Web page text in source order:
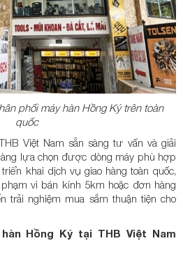
phối máy hàn Hồng Ký trên toàn
quốc
Việt Nam sẵn sàng tư vấn và giải
lựa chọn được dòng máy phù hợp
khai dịch vụ giao hàng toàn quốc,
vi bán kính 5km hoặc đơn hàng
trải nghiệm mua sắm thuận tiện cho
Hồng Ký tại THB Việt Nam